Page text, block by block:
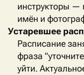
инструкторы —
имён и
Устаревшее
Расписание
фраза
уйти.